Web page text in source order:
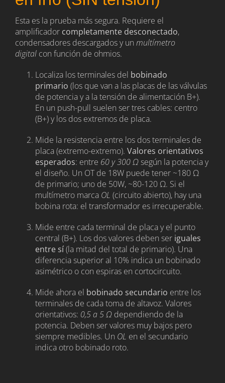
Esta es la prueba más segura. Requiere el
amplificador completamente desconectado,
condensadores descargados y un multímetro
digitalcon función de ohmios.
Localiza los terminales del bobinado
primario (los que van a las placas de las válvulas
de potencia y a la tensión de alimentación B+).
En un push-pull suelen ser tres cables: centro
(B+) y los dos extremos de placa.
Mide la resistencia entre los dos terminales de
placa (extremo-extremo). Valores orientativos
esperados: entre 60 y 300 Ωsegún la potencia y
el diseño. Un OT de 18W puede tener ~180 Ω
de primario; uno de 50W, ~80-120 Ω. Si el
multímetro marca OL (circuito abierto), hay una
bobina rota: el transformador es irrecuperable.
Mide entre cada terminal de placa y el punto
central (B+). Los dos valores deben ser iguales
entre sí(la mitad del total de primario). Una
diferencia superior al 10% indica un bobinado
asimétrico o con espiras en cortocircuito.
Mide ahora el bobinado secundario entre los
terminales de cada toma de altavoz. Valores
orientativos: 0,5 a 5 Ωdependiendo de la
potencia. Deben ser valores muy bajos pero
siempre medibles. Un OL en el secundario
indica otro bobinado roto.